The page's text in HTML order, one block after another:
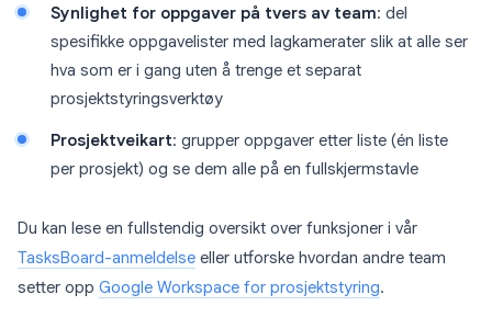
Synlighet for oppgaver på tvers av team: del
spesifikke oppgavelister med lagkamerater slik at alle ser
hva som er i gang uten å trenge et separat
prosjektstyringsverktøy
Prosjektveikart: grupper oppgaver etter liste (én liste
per prosjekt) og se dem alle på en fullskjermstavle
Du kan lese en fullstendig oversikt over funksjoner i vår
TasksBoard-anmeldelse eller utforske hvordan andre team
setter opp Google Workspace for prosjektstyring.